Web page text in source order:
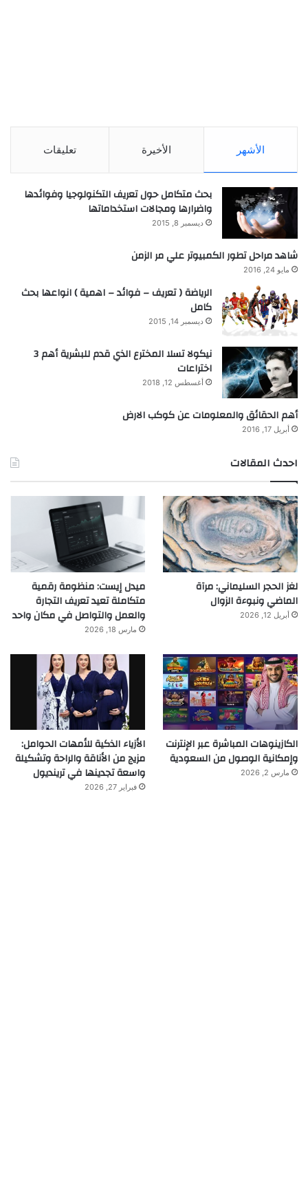
الأشهر الأخيرة تعليقات
بحث متكامل حول تعريف التكنولوجيا وفوائدها
واضرارها ومجالات استخداماتها
ديسمبر 8, 2015
شاهد مراحل تطور الكمبيوتر علي مر الزمن
مايو 24, 2016
الرياضة ( تعريف – فوائد – اهمية ) انواعها بحث
كامل
ديسمبر 14, 2015
نيكولا تسلا المخترع الذي قدم للبشرية أهم 3
اختراعات
أغسطس 12, 2018
أهم الحقائق والمعلومات عن كوكب الارض
أبريل 17, 2016
احدث المقالات
لغز الحجر السليماني: مرآة
الماضي ونبوءة الزوال
أبريل 12, 2026
ميدل إيست: منظومة رقمية
متكاملة تعيد تعريف التجارة
والعمل والتواصل في مكان واحد
مارس 18, 2026
الكازينوهات المباشرة عبر الإنترنت
وإمكانية الوصول من السعودية
مارس 2, 2026
الأزياء الذكية للأمهات الحوامل:
مزيج من الأناقة والراحة وتشكيلة
واسعة تجدينها في ترينديول
فبراير 27, 2026